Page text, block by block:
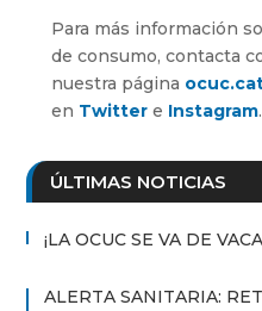
Para más información
de consumo, contacta
nuestra página
en Twittere Instagram.
ÚLTIMAS NOTICIAS
¡LA OCUC SE VA DE
ALERTA SANITARIA: